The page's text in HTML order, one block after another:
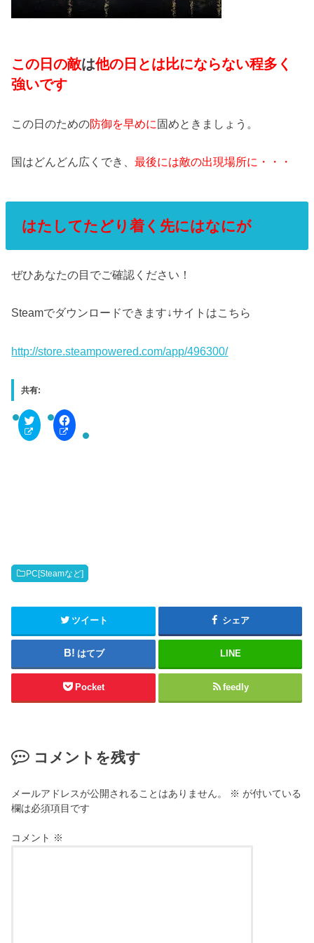
この日の敵は他の日とは比にならない程多く
強いです
この日のための防御を早めに固めときましょう。
国はどんどん広くでき、最後には敵の出現場所に・・・
はたしてたどり着く先にはなにが
ぜひあなたの目でご確認ください！
Steamでダウンロードできます↓サイトはこちら
http://store.steampowered.com/app/496300/
共有:
C
i
i
t
t
(
い
ン
ド
開
F
a
c
リ
ッ
ク
く
だ
さ
い
(
新
し
い
ウ
ィ
ン
ま
す
PC[Steamなど]
ツイート シェア
はてブ LINE
Pocket feedly
コメントを残す
メールアドレスが公開されることはありません。 ※ が付いている
欄は必須項目です
コメント ※